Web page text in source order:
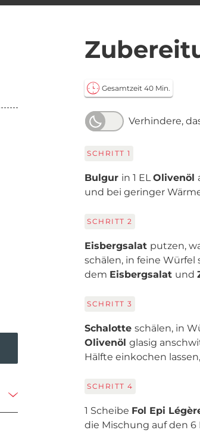
Gesamtzeit 40 Min.
Verhindere,
SCHRITT 1
Bulgur in 1 ELOlivenöl
und bei geringer
SCHRITT 2
Eisbergsalat putzen,
schälen, in feine Würfel
dem Eisbergsalat und
SCHRITT 3
Schalotte schälen, in
Olivenöl glasig
Hälfte einkochen
SCHRITT 4
1 Scheibe Fol Epi
die Mischung auf den 6